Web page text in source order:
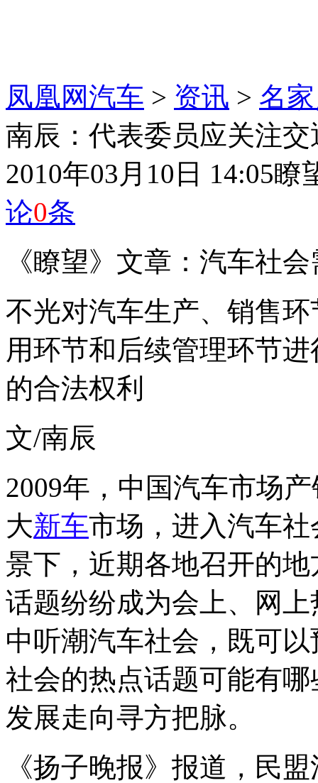
凤凰网汽车 > 资讯 > 名
南辰：代表委员应关注
2010年03月10日 14:05瞭
论0条
《瞭望》文章：汽车社
不光对汽车生产、销售
用环节和后续管理环节
的合法权利
文/南辰
2009年，中国汽车市场
大新车市场，进入汽车
景下，近期各地召开的
话题纷纷成为会上、网
中听潮汽车社会，既可
社会的热点话题可能有
发展走向寻方把脉。
《扬子晚报》报道，民